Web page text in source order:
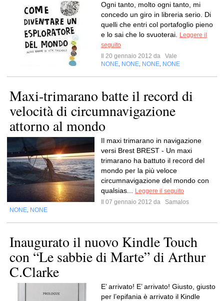
Ogni tanto, molto ogni tanto, mi
concedo un giro in libreria serio. Di
quelli che entri col portafoglio pieno
e lo sai che lo svuoterai.
Leggere il
seguito
Il 20 gennaio 2012 da
Vale
NONE NONE NONE NONE
Maxi-trimarano batte il record di
velocità di circumnavigazione
attorno al mondo
Il maxi trimarano in navigazione
versi Brest BREST - Un maxi
trimarano ha battuto il record del
mondo per la più veloce
circumnavigazione del mondo con
qualsias...
Leggere il seguito
Il 07 gennaio 2012 da
Samalos
NONE NONE
Inaugurato il nuovo Kindle Touch
con “Le sabbie di Marte” di Arthur
C.Clarke
E’ arrivato! E’ arrivato! Giusto, giusto
per l’epifania è arrivato il Kindle